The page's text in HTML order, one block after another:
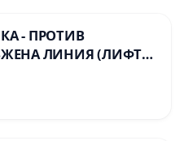
- ПРОТИВ
ЛИНИЯ (ЛИФТ)
НА